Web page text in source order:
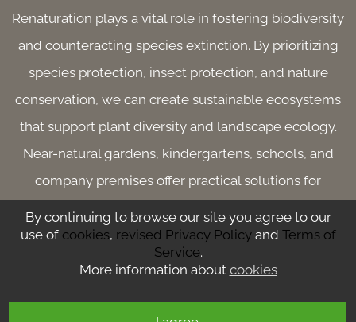
Renaturation plays a vital role in fostering biodiversity
and counteracting species extinction. By prioritizing
species protection, insect protection, and nature
conservation, we can create sustainable ecosystems
that support plant diversity and landscape ecology.
Near-natural gardens, kindergartens, schools, and
company premises offer practical solutions for
Initiatives like orchards, hedgehog help, bird
protection, and little owl conservation contribute to the
efforts align with environmental protection goals, ensur
By continuing to browse our site you agree to our
use of cookies, revised Privacy Policyand Terms of
Service.
More information about cookies